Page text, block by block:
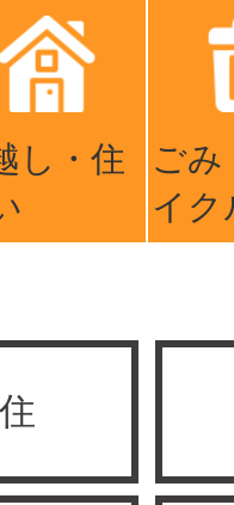
し・住
ごみ
イク